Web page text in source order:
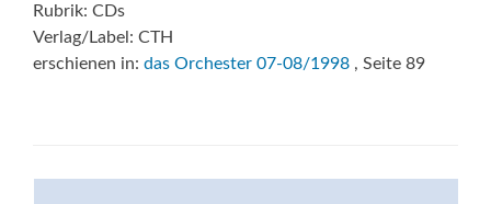
Rubrik: CDs
Verlag/Label: CTH
erschienen in: das Orchester 07-08/1998 , Seite 89